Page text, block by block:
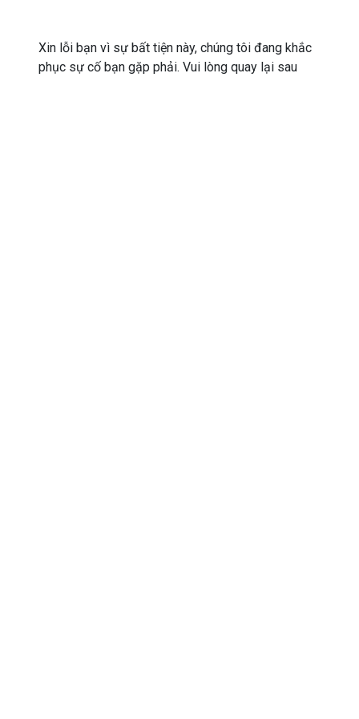
Xin lỗi bạn vì sự bất tiện này, chúng tôi đang khắc
phục sự cố bạn gặp phải. Vui lòng quay lại sau